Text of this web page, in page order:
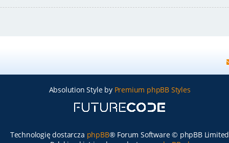
Absolution Style by Premium phpBB Styles
Technologię dostarcza phpBB® Forum Software © phpBB Limited